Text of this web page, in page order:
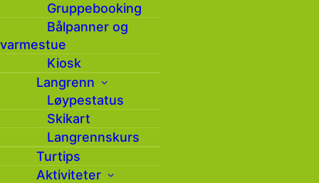
Gruppebooking
Bålpanner og
varmestue
Kiosk
Langrenn
Løypestatus
Skikart
Langrennskurs
Turtips
Aktiviteter